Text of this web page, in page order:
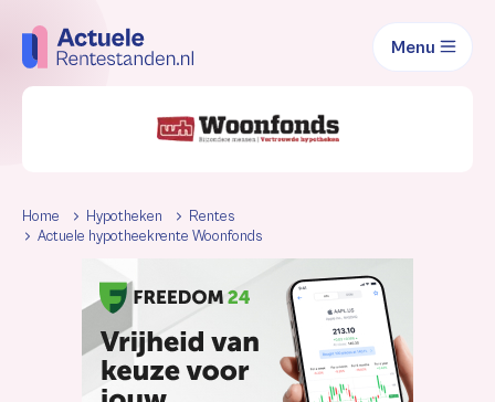
Menu
Home Hypotheken
Rentes
Actuele hypotheekrente Woonfonds